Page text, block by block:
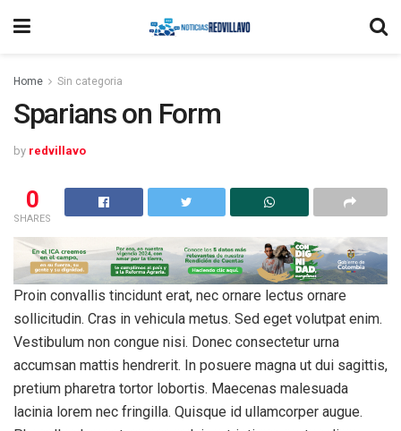
Home Sin categoria
Sparians on Form
by redvillavo
0
SHARES
Proin convallis tincidunt erat, nec ornare lectus ornare
sollicitudin. Cras in vehicula metus. Sed eget volutpat enim.
Vestibulum non congue nisi. Donec consectetur urna
accumsan mattis hendrerit. In posuere magna ut dui sagittis,
pretium pharetra tortor lobortis. Maecenas malesuada
lacinia lorem nec fringilla. Quisque id ullamcorper augue.